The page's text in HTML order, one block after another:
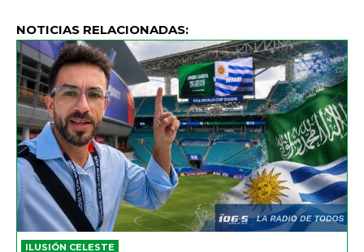
NOTICIAS RELACIONADAS:
ILUSIÓN CELESTE